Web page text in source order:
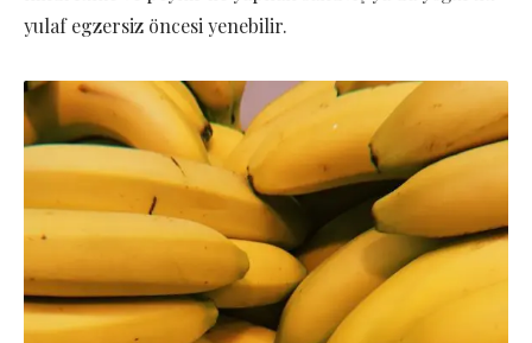
yulaf egzersiz öncesi yenebilir.